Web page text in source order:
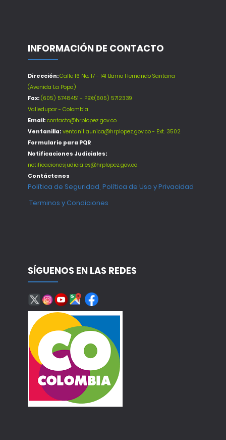
INFORMACIÓN DE CONTACTO
Dirección:Calle 16 No. 17 - 141 Barrio Hernando Santana
(Avenida La Popa)
Fax: (605) 5748451 - PBX:(605) 5712339
Valledupar - Colombia
Email: contacto@hrplopez.gov.co
Ventanilla: ventanillaunica@hrplopez.gov.co - Ext. 3502
Formulario para PQR
Notificaciones Judiciales:
notificacionesjudiciales@hrplopez.gov.co
Contáctenos
Política de Seguridad, Política de Uso y Privacidad
Terminos y Condiciones
SÍGUENOS EN LAS REDES